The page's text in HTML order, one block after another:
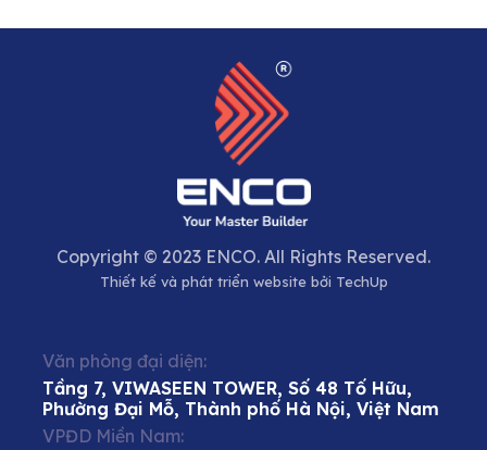
Copyright © 2023 ENCO. All Rights Reserved.
Thiết kế và phát triển website bởi TechUp
Văn phòng đại diện:
Tầng 7, VIWASEEN TOWER, Số 48 Tố Hữu,
Phường Đại Mỗ, Thành phố Hà Nội, Việt Nam
VPĐD Miền Nam: